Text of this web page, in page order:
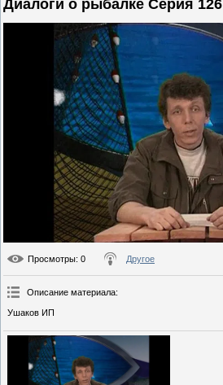
Диалоги о рыбалке Серия 126
Просмотры: 0 Другое
Описание материала:
Ушаков ИП